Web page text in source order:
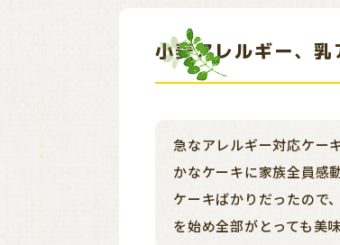
小麦アレルギー、
急なアレルギー対応ケー
かなケーキに家族全員感
ケーキばかりだったので
を始め全部がとっても美